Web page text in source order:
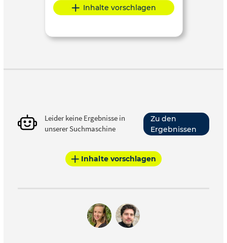
Inhalte vorschlagen
Leider keine Ergebnisse in
unserer Suchmaschine
Zu den
Ergebnissen
Inhalte vorschlagen